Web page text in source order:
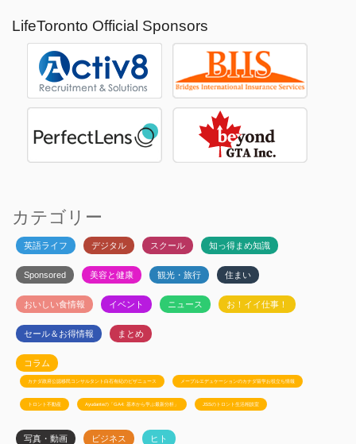
LifeToronto Official Sponsors
カテゴリー
英語ライフ デジタル スクール 知っ得まめ知識
Sponsored 美容と健康 観光・旅行 住まい
おいしい食情報 イベント ニュース お！イイ仕事！
セール＆お得情報 まとめ
コラム
カナダ政府公認移民コンサルタント白石有紀のビザニュース メープルエデュケーションのカナダ留学お役立ち情報
トロント不動産 Ayudanteの「GA4: 基本から学ぶ最新分析」 JSSのトロント生活相談室
写真・動画 ビジネス ヒト